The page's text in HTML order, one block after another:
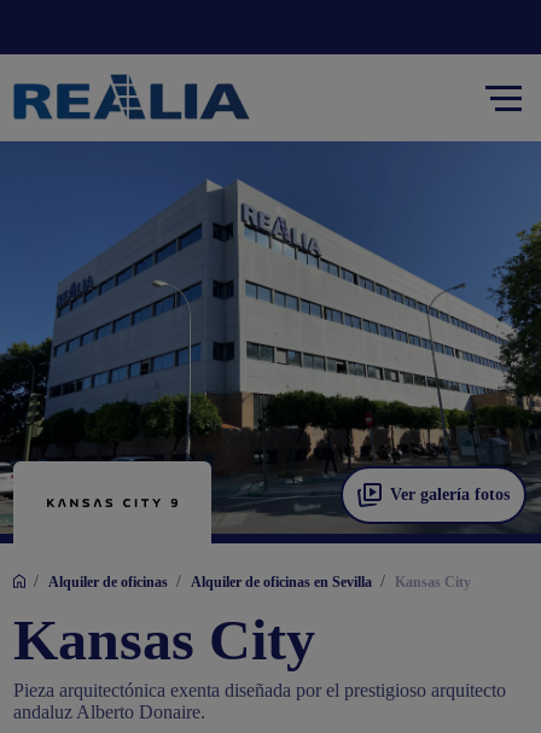
Ver galería fotos
/ Alquiler de oficinas / Alquiler de oficinas en Sevilla / Kansas City
Kansas City
Pieza arquitectónica exenta diseñada por el prestigioso arquitecto
andaluz Alberto Donaire.